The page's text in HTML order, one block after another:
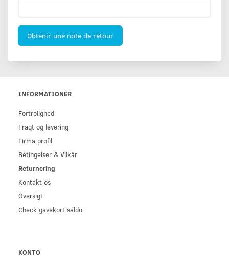
Obtenir une note de retour
INFORMATIONER
Fortrolighed
Fragt og levering
Firma profil
Betingelser & Vilkår
Returnering
Kontakt os
Oversigt
Check gavekort saldo
KONTO